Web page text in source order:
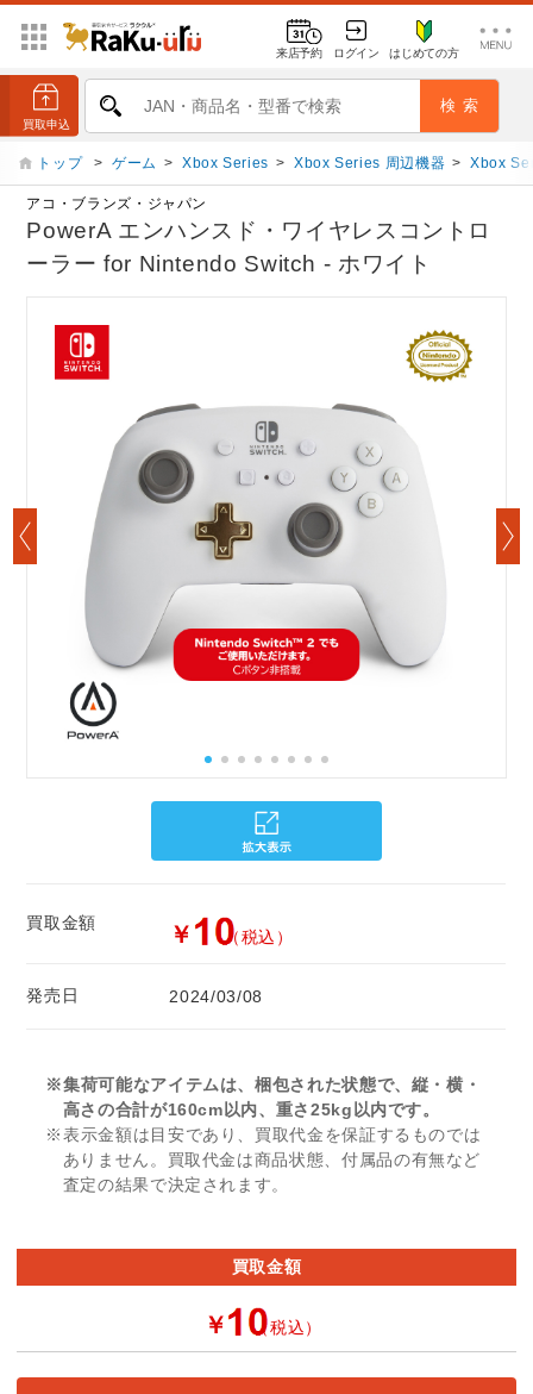
来店予約 ログイン はじめての方
トップ > ゲーム > Xbox Series > Xbox Series 周辺機器 > Xbox
アコ・ブランズ・ジャパン
PowerA エンハンスド・ワイヤレスコントロ
ーラー for Nintendo Switch - ホワイト
買取金額 ￥ （税込）
発売日 2024/03/08
※集荷可能なアイテムは、梱包された状態で、縦・横・
高さの合計が160cm以内、重さ25kg以内です。
※表示金額は目安であり、買取代金を保証するものでは
ありません。買取代金は商品状態、付属品の有無など
査定の結果で決定されます。
買取金額
￥ （税込）